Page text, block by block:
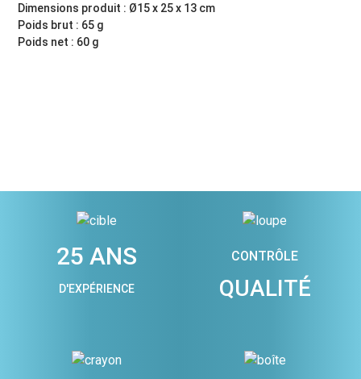
Dimensions produit : Ø15 x 25 x 13 cm
Poids brut : 65 g
Poids net : 60 g
25 ANS
D'EXPÉRIENCE
CONTRÔLE
QUALITÉ